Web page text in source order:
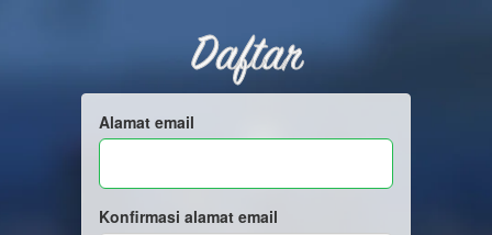
Daftar
Alamat email
Konfirmasi alamat email